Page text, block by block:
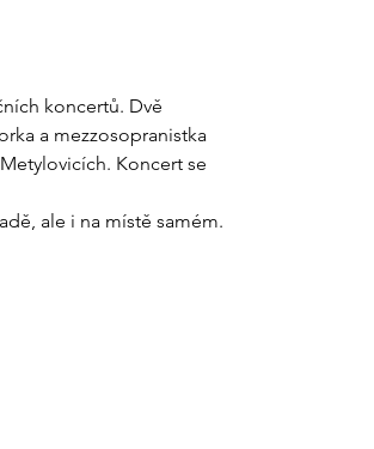
koncertů. Dvě
a mezzosopranistka
Koncert se
ale i na místě samém.